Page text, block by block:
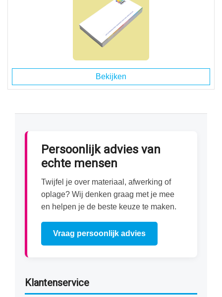
Bekijken
Persoonlijk advies van
echte mensen
Twijfel je over materiaal, afwerking of
oplage? Wij denken graag met je mee
en helpen je de beste keuze te maken.
Vraag persoonlijk advies
Klantenservice